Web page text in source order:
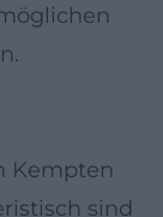
Kempten
sind